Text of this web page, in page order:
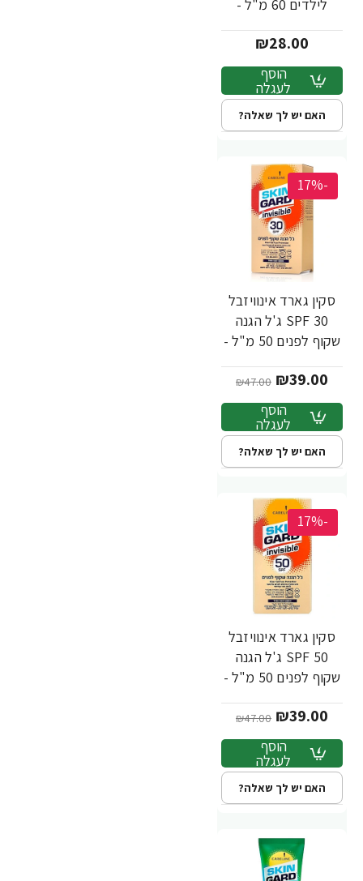
לילדים 60 מ"ל -
₪28.00
הוסף
לעגלה
האם יש לך שאלה?
-17%
סקין גארד אינוויזבל
30 SPF ג'ל הגנה
שקוף לפנים 50 מ"ל -
₪39.00
₪47.00
הוסף
לעגלה
האם יש לך שאלה?
-17%
סקין גארד אינוויזבל
50 SPF ג'ל הגנה
שקוף לפנים 50 מ"ל -
₪39.00
₪47.00
הוסף
לעגלה
האם יש לך שאלה?